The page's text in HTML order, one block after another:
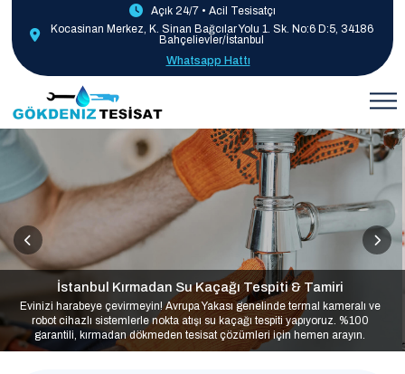
Açık 24/7 • Acil Tesisatçı
Kocasinan Merkez, K. Sinan Bağcılar Yolu 1. Sk. No:6 D:5, 34186
Bahçelievler/İstanbul
Whatsapp Hattı
İstanbul Kırmadan Su Kaçağı Tespiti & Tamiri
Evinizi harabeye çevirmeyin! Avrupa Yakası genelinde termal kameralı ve
robot cihazlı sistemlerle nokta atışı su kaçağı tespiti yapıyoruz. %100
garantili, kırmadan dökmeden tesisat çözümleri için hemen arayın.